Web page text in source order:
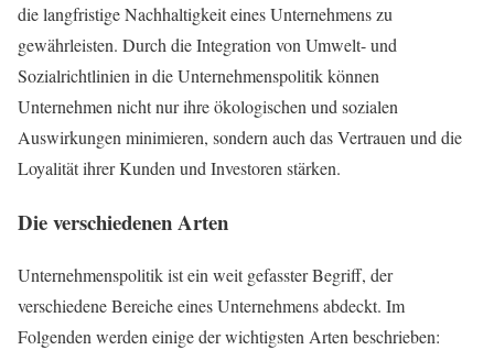
die langfristige Nachhaltigkeit eines Unternehmens zu
gewährleisten. Durch die Integration von Umwelt- und
Sozialrichtlinien in die Unternehmenspolitik können
Unternehmen nicht nur ihre ökologischen und sozialen
Auswirkungen minimieren, sondern auch das Vertrauen und die
Loyalität ihrer Kunden und Investoren stärken.
Die verschiedenen Arten
Unternehmenspolitik ist ein weit gefasster Begriff, der
verschiedene Bereiche eines Unternehmens abdeckt. Im
Folgenden werden einige der wichtigsten Arten beschrieben: